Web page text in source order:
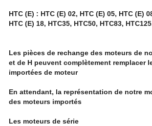
HTC (E) : HTC (E) 02, HTC (E) 05, HTC (E)
HTC (E) 18, HTC35, HTC50, HTC83,
Les pièces de rechange des moteurs de
et de H peuvent complètement remplacer
importées de moteur
En attendant, la représentation de notre
des moteurs importés
Les moteurs de série